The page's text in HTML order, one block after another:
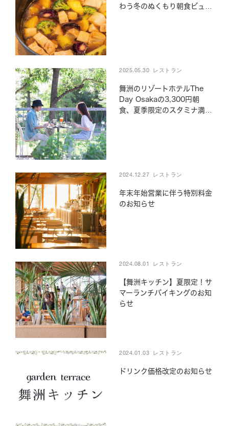
Reservation
舞洲で過ごす、すべての時間を大切にしてほしい。
Hotel The Day Osaka
わう冬のぬくもり朝食ビュッ
2025.05.30 レストラン
舞洲のリゾートホテルThe
Day Osakaの3,300円朝
食、夏季限定のスタミナ満点
2024.12.27 レストラン
年末年始営業に伴う特別料金
のお知らせ
2024.08.01 レストラン
【舞洲キッチン】夏限定！サ
マーランチバイキングのお知
らせ
2024.01.03 レストラン
ドリンク価格改定のお知らせ